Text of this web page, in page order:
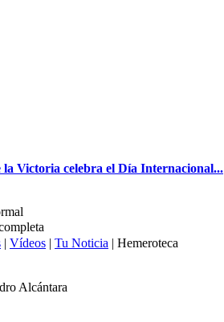
Victoria celebra el Día Internacional...
| Vídeos | Tu Noticia | Hemeroteca
Alcántara